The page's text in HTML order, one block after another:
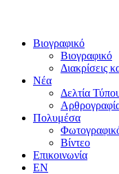
Βιογραφικό
Βιογραφικό
Διακρίσεις
Νέα
Δελτία
Πολυμέσα
Βίντεο
Επικοινωνία
EN